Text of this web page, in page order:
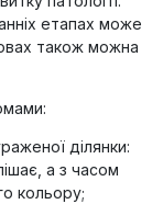
етапах може
також можна
ділянки:
а з часом
кольору;